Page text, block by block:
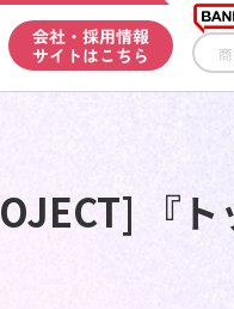
会社・採用情報
サイトはこちら
『ト